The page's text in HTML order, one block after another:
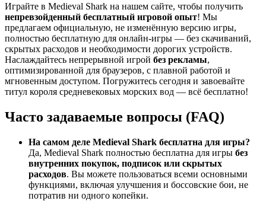
Играйте в Medieval Shark на нашем сайте, чтобы получить
непревзойденный бесплатный игровой опыт! Мы
предлагаем официальную, не изменённую версию игры,
полностью бесплатную для онлайн-игры — без скачиваний,
скрытых расходов и необходимости дорогих устройств.
Наслаждайтесь непрерывной игрой без рекламы,
оптимизированной для браузеров, с плавной работой и
мгновенным доступом. Погружитесь сегодня и завоевайте
титул короля средневековых морских вод — всё бесплатно!
Часто задаваемые вопросы (FAQ)
На самом деле Medieval Shark бесплатна для игры?
Да, Medieval Shark полностью бесплатна для игры без
внутренних покупок, подписок или скрытых
расходов. Вы можете пользоваться всеми основными
функциями, включая улучшения и боссовские бои, не
потратив ни одного копейки.